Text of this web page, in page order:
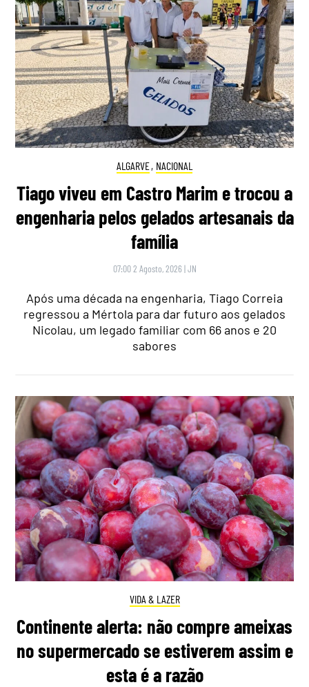
ALGARVE, NACIONAL
Tiago viveu em Castro Marim e trocou a
engenharia pelos gelados artesanais da
família
07:00 2 Agosto, 2026 |JN
Após uma década na engenharia, Tiago Correia
regressou a Mértola para dar futuro aos gelados
Nicolau, um legado familiar com 66 anos e 20
sabores
VIDA & LAZER
Continente alerta: não compre ameixas
no supermercado se estiverem assim e
esta é a razão